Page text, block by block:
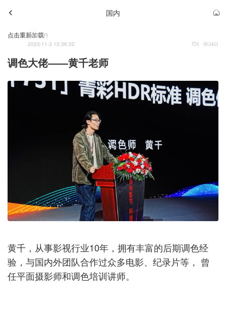
国内
点击重新加载
Admin
2023-11-3 15:36:32 1 3451
调色大佬——黄千老师
黄千，从事影视行业10年，拥有丰富的后期调色经
验，与国内外团队合作过众多电影、纪录片等， 曾
任平面摄影师和调色培训讲师。